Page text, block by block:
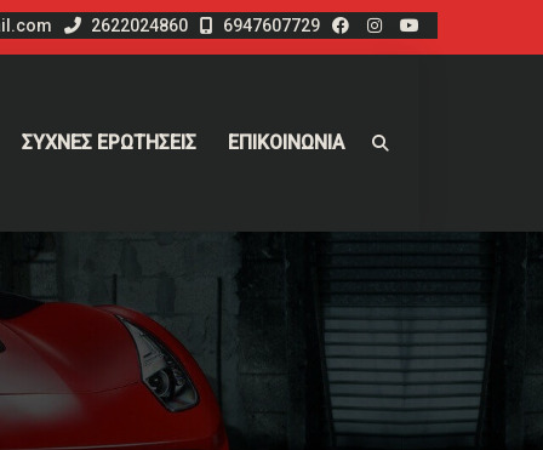
2622024860 6947607729
ΣΥΧΝΕΣ ΕΡΩΤΗΣΕΙΣ ΕΠΙΚΟΙΝΩΝΙΑ